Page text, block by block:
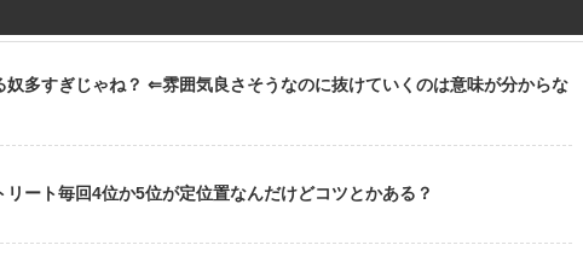
奴多すぎじゃね？ ⇐雰囲気良さそうなのに抜けていくのは意味が分からな
リート毎回4位か5位が定位置なんだけどコツとかある？